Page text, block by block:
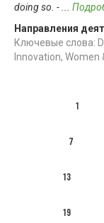
doing so. -
Направления
Ключевые слова:
Innovation,
1
7
13
19